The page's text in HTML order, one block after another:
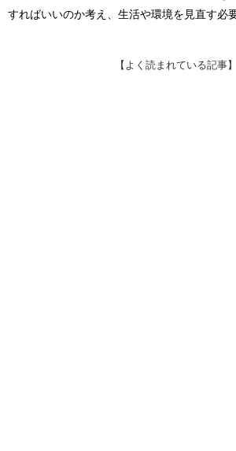
すればいいのか考え、生活や環境を見直す必
【よく読まれている記事】